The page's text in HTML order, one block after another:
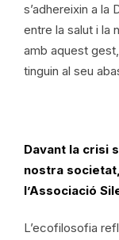
s’adhereixin a la
entre la salut i la
amb aquest
tinguin al seu
Davant la crisi
nostra
l’Associació
L’ecofilosofia